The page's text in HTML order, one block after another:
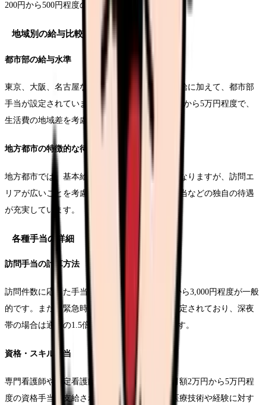
200円から500円程度の上乗せが期待できます。
地域別の給与比較
都市部の給与水準
東京、大阪、名古屋などの大都市圏では、基本給に加えて、都市部
手当が設定されています。その金額は月額2万円から5万円程度で、
生活費の地域差を考慮した設定となっています。
地方都市の特徴的な待遇
地方都市では、基本給は都市部より若干低めとなりますが、訪問エ
リアが広いことを考慮した移動手当や、住宅手当などの独自の待遇
が充実しています。
各種手当の詳細
訪問手当の計算方法
訪問件数に応じた手当は、一件あたり1,500円から3,000円程度が一般
的です。また、緊急時の対応には別途手当が設定されており、深夜
帯の場合は通常の1.5倍から2倍の金額となります。
資格・スキル手当
専門看護師や認定看護師の資格保持者には、月額2万円から5万円程
度の資格手当が支給されます。また、特定の医療技術や経験に対す